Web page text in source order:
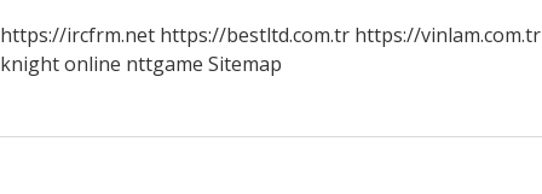
https://ircfrm.net https://bestltd.com.tr https://vinlam.com.tr
knight online nttgame Sitemap